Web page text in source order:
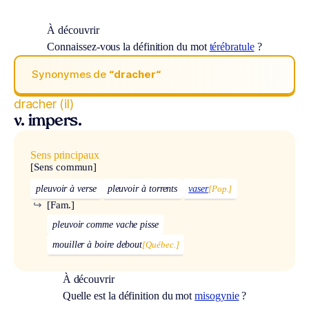
À découvrir
Connaissez-vous la définition du mot térébratule?
Synonymes de “dracher“
dracher (il)
v. impers.
Sens principaux
[Sens commun]
pleuvoir à verse pleuvoir à torrents vaser[Pop.]
[Fam.]
↪
pleuvoir comme vache pisse
mouiller à boire debout[Québec.]
À découvrir
Quelle est la définition du motmisogynie?